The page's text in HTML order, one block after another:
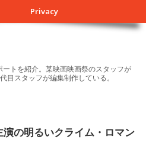
Privacy
トを紹介。某映画映画祭のスタッフが
目スタッフが編集制作している。
の明るいクライム・ロマン